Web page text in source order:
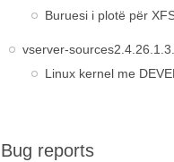
Buruesi i plotë për
vserver-
Linux kernel me
Bug reports